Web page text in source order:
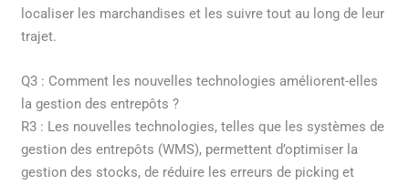
localiser les marchandises et les suivre tout au long de leur
trajet.
Q3 : Comment les nouvelles technologies améliorent-elles
la gestion des entrepôts ?
R3 : Les nouvelles technologies, telles que les systèmes de
gestion des entrepôts (WMS), permettent d’optimiser la
gestion des stocks, de réduire les erreurs de picking et